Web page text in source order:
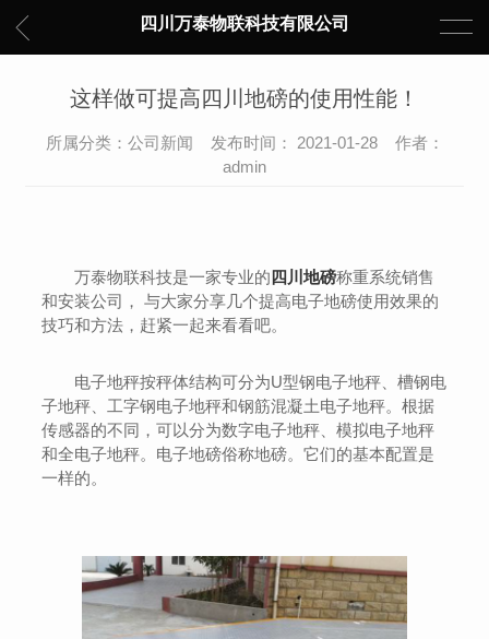
四川万泰物联科技有限公司
这样做可提高四川地磅的使用性能！
所属分类：公司新闻 发布时间： 2021-01-28 作者：
admin
万泰物联科技是一家专业的四川地磅称重系统销售
和安装公司， 与大家分享几个提高电子地磅使用效果的
技巧和方法，赶紧一起来看看吧。
电子地秤按秤体结构可分为U型钢电子地秤、槽钢电
子地秤、工字钢电子地秤和钢筋混凝土电子地秤。根据
传感器的不同，可以分为数字电子地秤、模拟电子地秤
和全电子地秤。电子地磅俗称地磅。它们的基本配置是
一样的。